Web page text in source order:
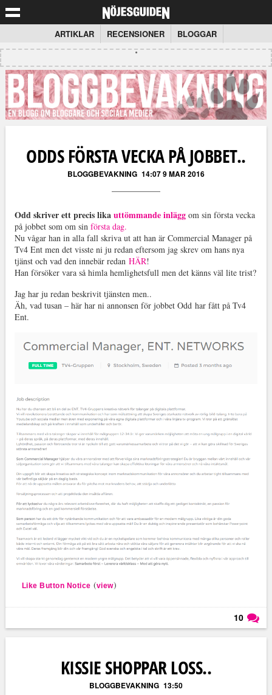
ARTIKLAR RECENSIONER BLOGGAR
ODDS FÖRSTA VECKA PÅ JOBBET..
BLOGGBEVAKNING 14:07 9 MAR 2016
Odd skriver ett precis likauttömmande inläggom sin första vecka
på jobbet som om sinförsta dag.
Nu vågar han in alla fall skriva ut att han är Commercial Manager på
Tv4 Ent men det visste ni ju redan eftersom jag skrev om hans nya
tjänst och vad den innebär redan HÄR!
Han försöker vara så himla hemlighetsfull men det känns väl lite trist?
Jag har ju redan beskrivit tjänsten men..
Äh, vad tusan – här har ni annonsen för jobbet Odd har fått på Tv4
Ent.
Like Button Notice (view)
10
KISSIE SHOPPAR LOSS..
BLOGGBEVAKNING 13:50